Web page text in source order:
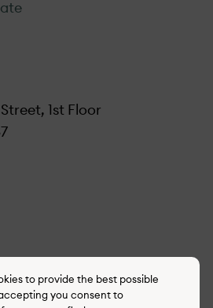
1st Floor
to provide the best possible
you consent to